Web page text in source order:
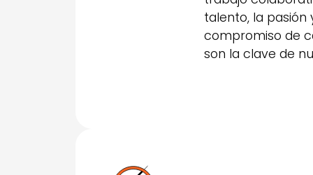
talento, la pasión
compromiso de
son la clave de